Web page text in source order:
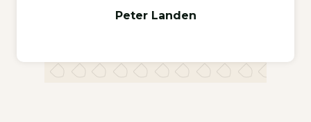
Peter Landen